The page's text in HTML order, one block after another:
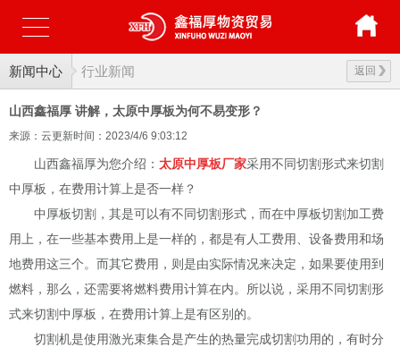
新闻中心 返回
行业新闻
山西鑫福厚 讲解，太原中厚板为何不易变形？
来源：云更新时间：2023/4/6 9:03:12
山西鑫福厚为您介绍： 太原中厚板厂家采用不同切割形式来切割
中厚板，在费用计算上是否一样？
中厚板切割，其是可以有不同切割形式，而在中厚板切割加工费
用上，在一些基本费用上是一样的，都是有人工费用、设备费用和场
地费用这三个。而其它费用，则是由实际情况来决定，如果要使用到
燃料，那么，还需要将燃料费用计算在内。所以说，采用不同切割形
式来切割中厚板，在费用计算上是有区别的。
切割机是使用激光束集合是产生的热量完成切割功用的，有时分